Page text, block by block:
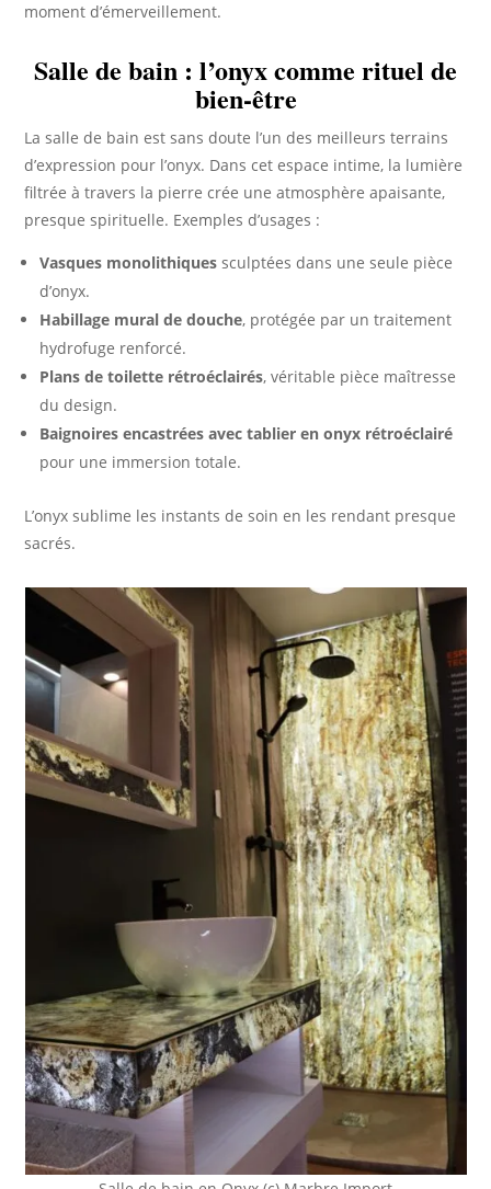
moment d’émerveillement.
Salle de bain : l’onyx comme rituel de
bien-être
La salle de bain est sans doute l’un des meilleurs terrains
d’expression pour l’onyx. Dans cet espace intime, la lumière
filtrée à travers la pierre crée une atmosphère apaisante,
presque spirituelle. Exemples d’usages :
Vasques monolithiques sculptées dans une seule pièce
d’onyx.
Habillage mural de douche, protégée par un traitement
hydrofuge renforcé.
Plans de toilette rétroéclairés, véritable pièce maîtresse
du design.
Baignoires encastrées avec tablier en onyx rétroéclairé
pour une immersion totale.
L’onyx sublime les instants de soin en les rendant presque
sacrés.